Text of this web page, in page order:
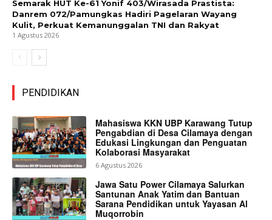
Semarak HUT Ke-61 Yonif 403/Wirasada Prastista:
Danrem 072/Pamungkas Hadiri Pagelaran Wayang
Kulit, Perkuat Kemanunggalan TNI dan Rakyat
1 Agustus 2026
PENDIDIKAN
Mahasiswa KKN UBP Karawang Tutup
Pengabdian di Desa Cilamaya dengan
Edukasi Lingkungan dan Penguatan
Kolaborasi Masyarakat
6 Agustus 2026
Jawa Satu Power Cilamaya Salurkan
Santunan Anak Yatim dan Bantuan
Sarana Pendidikan untuk Yayasan Al
Muqorrobin